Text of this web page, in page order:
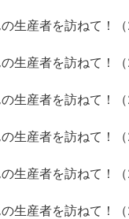
生産者を訪ねて！（
生産者を訪ねて！（
生産者を訪ねて！（
生産者を訪ねて！（
生産者を訪ねて！（
生産者を訪ねて！（